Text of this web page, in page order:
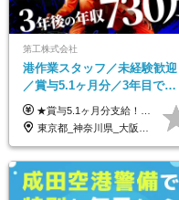
第工株式会社
港作業スタッフ／未経験歓迎
／賞与5.1ヶ月分／3年目で年
収730万円も可／食事手当あり
／年休120日以上
★賞与5.1ヶ月分支給！ ★入社3年目・30代で年収730万円の先輩も活躍中！ ★入社1年目・20代で月収29万円の実績あり 月給：22.5万円～30.5万円＋各種手当＋賞与年2回＋残業代全額支給 ※経験・能力などを考慮のうえ決定します ※上記月給には食事手当(5000円／月）を含みます ※残業代は分単位で100％支給いたします ※試用期間3ヶ月。その間の給与・待遇に差異はありません 【月収例】 ◆33.5万円／31歳 入社7か月 ◆38.5万円／32歳 入社1年目 ◆48.4万円／44歳 入社12年目 ※経験・能力などを考慮のうえ決定 ※月収・給与例には休日手当も含みます 【手当詳細】 ◆交通費規定支給（上限3万5000円／月） ◆時間外手当全額支給 ◆休日出勤手当 ◆港湾住宅あり（1R・2万円台～） ◆資格取得支援制度：全額負担 ◆地域手当：関東地区1万円／月
東京都_神奈川県_大阪府_愛知県_兵庫県